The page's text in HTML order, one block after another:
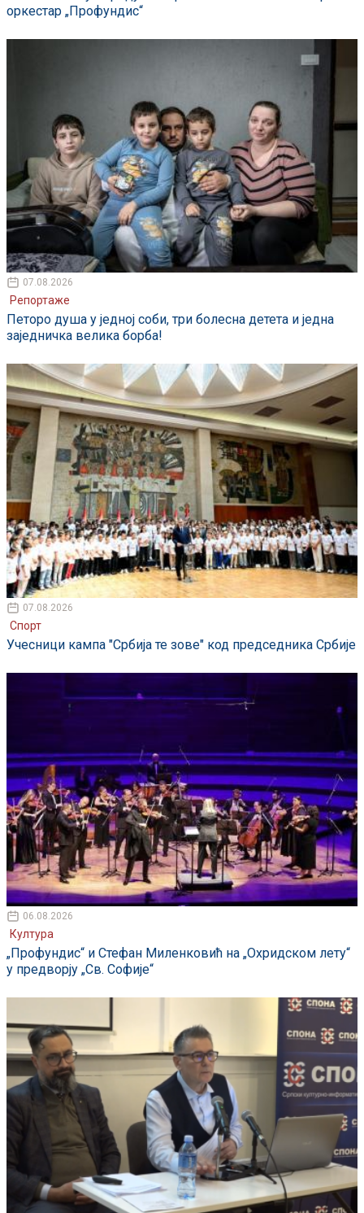
оркестар „Профундис“
07.08.2026
Репортаже
Петоро душа у једној соби, три болесна детета и једна
заједничка велика борба!
07.08.2026
Спорт
Учесници кампа "Србија те зове" код председника Србије
06.08.2026
Култура
„Профундис“ и Стефан Миленковић на „Охридском лету“
у предворју „Св. Софије“